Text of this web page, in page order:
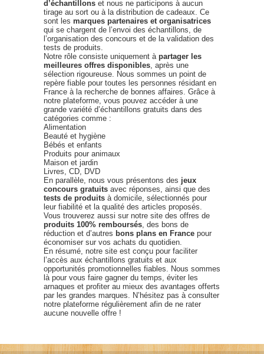
d’échantillons et nous ne participons à aucun
tirage au sort ou à la distribution de cadeaux. Ce
sont les marques partenaires et organisatrices
qui se chargent de l’envoi des échantillons, de
l’organisation des concours et de la validation des
tests de produits.
Notre rôle consiste uniquement à partager les
meilleures offres disponibles , après une
sélection rigoureuse. Nous sommes un point de
repère fiable pour toutes les personnes résidant en
France à la recherche de bonnes affaires. Grâce à
notre plateforme, vous pouvez accéder à une
grande variété d’échantillons gratuits dans des
catégories comme :
Alimentation
Beauté et hygiène
Bébés et enfants
Produits pour animaux
Maison et jardin
Livres, CD, DVD
En parallèle, nous vous présentons des jeux
concours gratuits avec réponses, ainsi que des
tests de produits à domicile, sélectionnés pour
leur fiabilité et la qualité des articles proposés.
Vous trouverez aussi sur notre site des offres de
produits 100% remboursés , des bons de
réduction et d’autres bons plans en France pour
économiser sur vos achats du quotidien.
En résumé, notre site est conçu pour faciliter
l’accès aux échantillons gratuits et aux
opportunités promotionnelles fiables. Nous sommes
là pour vous faire gagner du temps, éviter les
arnaques et profiter au mieux des avantages offerts
par les grandes marques. N’hésitez pas à consulter
notre plateforme régulièrement afin de ne rater
aucune nouvelle offre !